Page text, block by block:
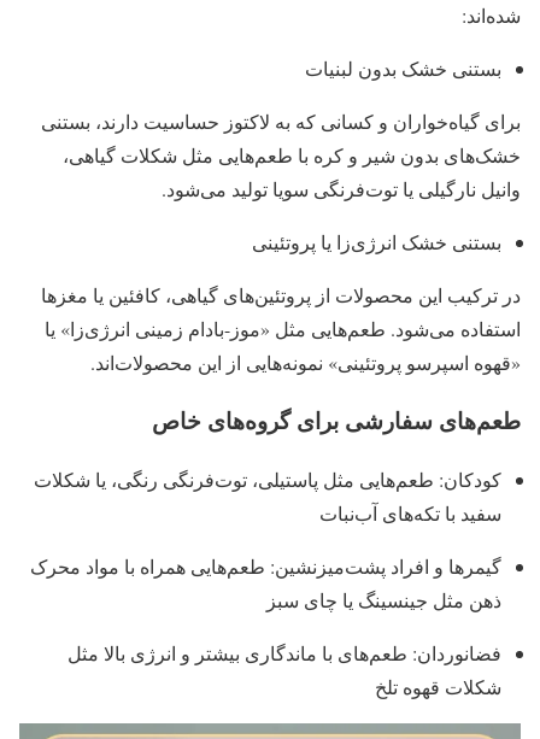
شده‌اند:
بستنی خشک بدون لبنیات
برای گیاه‌خواران و کسانی که به لاکتوز حساسیت دارند، بستنی
خشک‌های بدون شیر و کره با طعم‌هایی مثل شکلات گیاهی،
وانیل نارگیلی یا توت‌فرنگی سویا تولید می‌شود.
بستنی خشک انرژی‌زا یا پروتئینی
در ترکیب این محصولات از پروتئین‌های گیاهی، کافئین یا مغزها
استفاده می‌شود. طعم‌هایی مثل «موز-بادام زمینی انرژی‌زا» یا
«قهوه اسپرسو پروتئینی» نمونه‌هایی از این محصولات‌اند.
طعم‌های سفارشی برای گروه‌های خاص
کودکان: طعم‌هایی مثل پاستیلی، توت‌فرنگی رنگی، یا شکلات
سفید با تکه‌های آب‌نبات
گیمرها و افراد پشت‌میزنشین: طعم‌هایی همراه با مواد محرک
ذهن مثل جینسینگ یا چای سبز
فضانوردان: طعم‌های با ماندگاری بیشتر و انرژی بالا مثل
شکلات قهوه تلخ